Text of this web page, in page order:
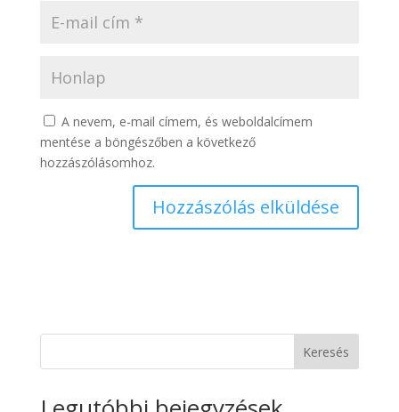
A nevem, e-mail címem, és weboldalcímem
mentése a böngészőben a következő
hozzászólásomhoz.
Keresés